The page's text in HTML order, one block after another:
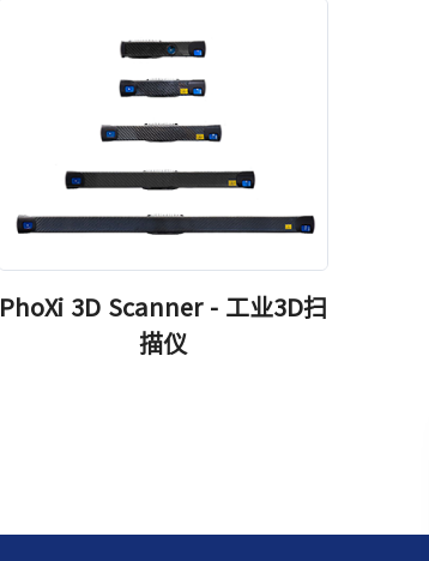
PhoXi 3D Scanner - 工业3D扫
描仪